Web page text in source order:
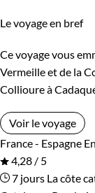
Le voyage en bref
Ce voyage vous
Vermeille et de la
Collioure à
Voir le voyage
France - Espagne
4,28 / 5
7 jours La côte